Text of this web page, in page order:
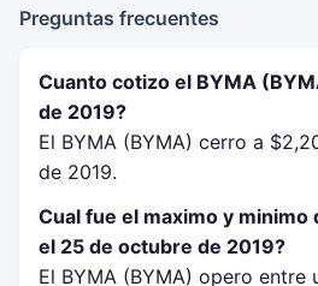
Preguntas frecuentes
Cuanto cotizo el BYMA
de 2019?
El BYMA (BYMA) cerro a
de 2019.
Cual fue el maximo y minimo
el 25 de octubre de 2019?
El BYMA (BYMA) opero entre